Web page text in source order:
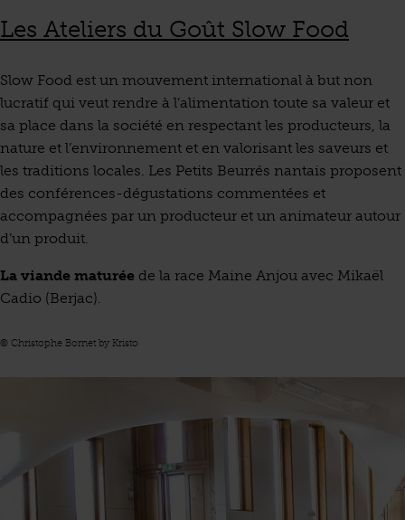
Les Ateliers du Goût Slow Food
Slow Food est un mouvement international à but non
lucratif qui veut rendre à l’alimentation toute sa valeur et
sa place dans la société en respectant les producteurs, la
nature et l’environnement et en valorisant les saveurs et
les traditions locales. Les Petits Beurrés nantais proposent
des conférences-dégustations commentées et
accompagnées par un producteur et un animateur autour
d’un produit.
La viande maturée de la race Maine Anjou avec Mikaël
Cadio (Berjac).
© Christophe Bornet by Kristo